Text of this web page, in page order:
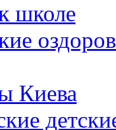
школе
Киева